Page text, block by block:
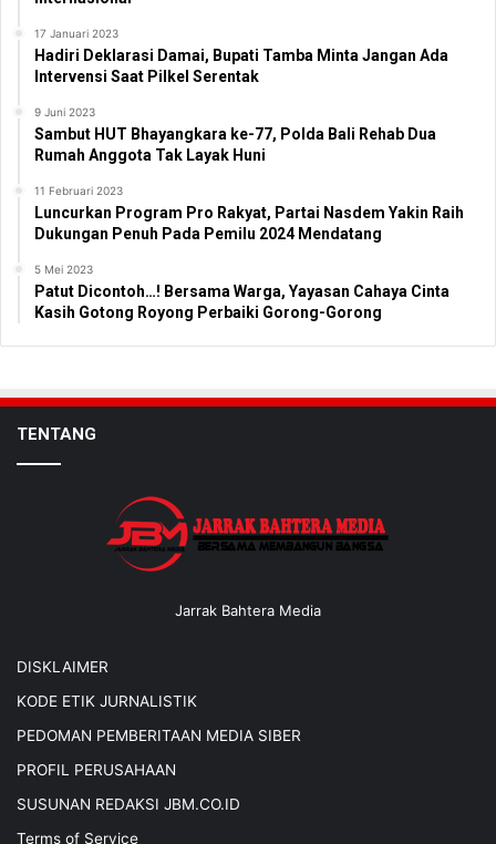
17 Januari 2023
Hadiri Deklarasi Damai, Bupati Tamba Minta Jangan Ada
Intervensi Saat Pilkel Serentak
9 Juni 2023
Sambut HUT Bhayangkara ke-77, Polda Bali Rehab Dua
Rumah Anggota Tak Layak Huni
11 Februari 2023
Luncurkan Program Pro Rakyat, Partai Nasdem Yakin Raih
Dukungan Penuh Pada Pemilu 2024 Mendatang
5 Mei 2023
Patut Dicontoh…! Bersama Warga, Yayasan Cahaya Cinta
Kasih Gotong Royong Perbaiki Gorong-Gorong
TENTANG
Jarrak Bahtera Media
DISKLAIMER
KODE ETIK JURNALISTIK
PEDOMAN PEMBERITAAN MEDIA SIBER
PROFIL PERUSAHAAN
SUSUNAN REDAKSI JBM.CO.ID
Terms of Service